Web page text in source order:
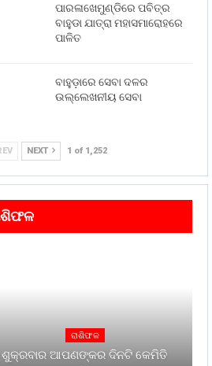
ପାରଳାଖେମୁଣ୍ଡିରେ ପବିତ୍ର
ବାହୁଡା ଯାତ୍ରା ମହାସମାରୋହରେ
ପାଳିତ
ବାହୁଡ଼ାରେ ସେବା ଦଳର
ଉଲ୍ଲେଖନୀୟ ସେବା
NEXT 1 of 1,252
ରାଶିଫଳ
ଶୁକ୍ରବାର ଆପଣଙ୍କର ଦିନଟି କେମିତି